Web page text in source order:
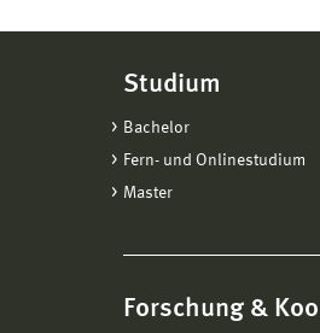
Studium
Bachelor
Fern- und Onlinestudium
Master
Forschung &